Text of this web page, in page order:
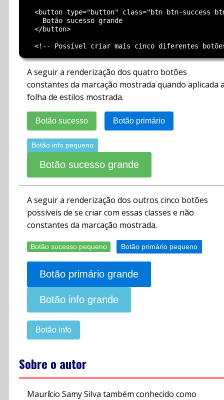
<button type="button" class="btn btn-success
    Botão sucesso grande
  </button>
A seguir a renderização dos quatro botões
constantes da marcação mostrada quando aplicada
folha de estilos mostrada.
Botão sucesso Botão primário
Botão info pequeno
Botão sucesso grande
A seguir a renderização dos outros cinco botões
possíveis de se criar com essas classes e não
constantes da marcação mostrada.
Botão sucesso pequeno Botão primário pequeno
Botão primário grande
Botão info grande
Botão info
Sobre o autor
Maurício Samy Silva também conhecido como